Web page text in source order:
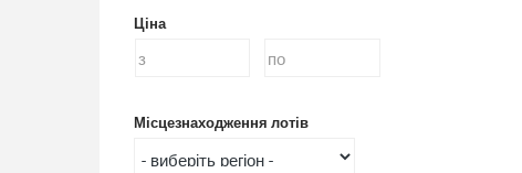
Ціна
Місцезнаходження лотів